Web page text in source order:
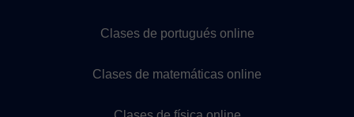
Clases de portugués online
Clases de matemáticas online